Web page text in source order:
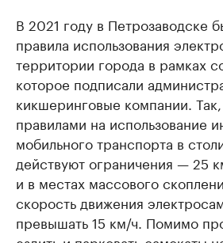
В 2021 году в Петрозаводске
правила использования
территории города в рамках
которое подписали
кикшеринговые компании.
правилами на использование
мобильного транспорта в
действуют ограничения — 25
и в местах массового
скорость движения
превышать 15 км/ч. Помимо